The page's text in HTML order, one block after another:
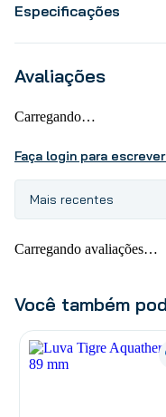
Especificações
Avaliações
Carregando…
Faça login para
Mais recentes
Carregando avaliações…
Você também